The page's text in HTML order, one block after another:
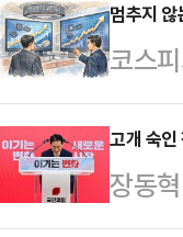
번 사
발생
기에
나온
병기
멈추지
코스
스가
SK하
고개 숙인
장동
비상